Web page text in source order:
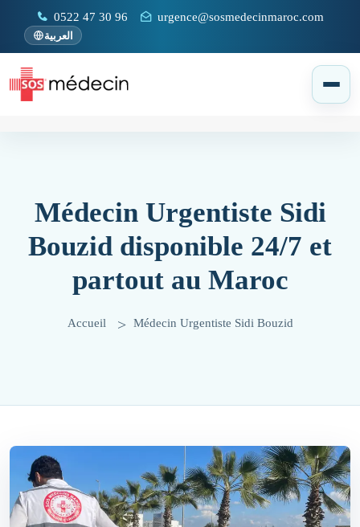
0522 47 30 96 urgence@sosmedecinmaroc.com
العربية
Médecin Urgentiste Sidi
Bouzid disponible 24/7 et
partout au Maroc
Accueil Médecin Urgentiste Sidi Bouzid